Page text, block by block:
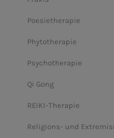
Poesietherapie
Phytotherapie
Psychotherapie
Qi Gong
REIKI-Therapie
Religions- und